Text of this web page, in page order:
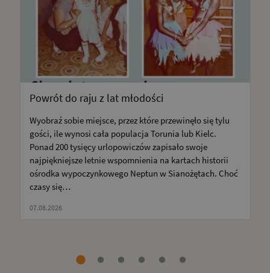
Powrót do raju z lat młodości
Wyobraź sobie miejsce, przez które przewinęło się tylu
gości, ile wynosi cała populacja Torunia lub Kielc.
Ponad 200 tysięcy urlopowiczów zapisało swoje
najpiękniejsze letnie wspomnienia na kartach historii
ośrodka wypoczynkowego Neptun w Sianożętach. Choć
czasy się…
07.08.2026